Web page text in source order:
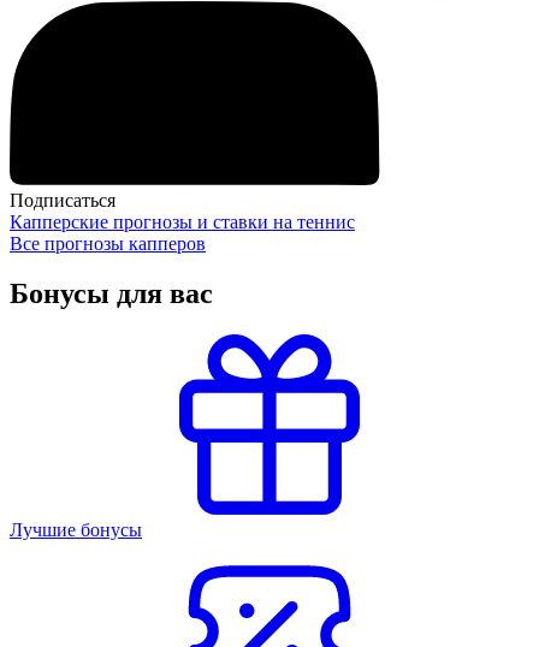
Подписаться
Капперские прогнозы и ставки на теннис
Все прогнозы капперов
Бонусы для вас
Лучшие бонусы